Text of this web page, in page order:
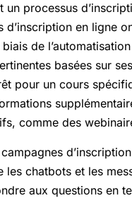
processus
d’inscription en ligne
de
basées sur
pour un cours
comme des
chatbots et les
aux questions en